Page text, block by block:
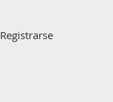
Registrarse